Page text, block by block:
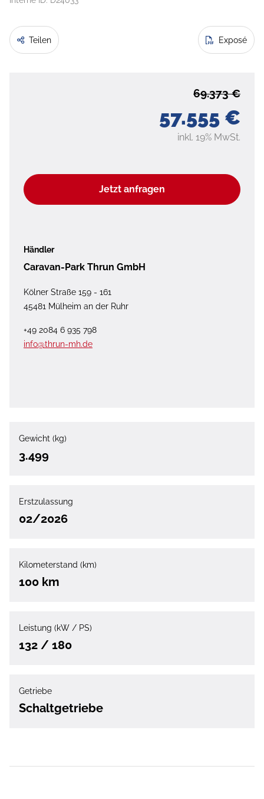
Teilen Exposé
57.555 €
69.373 €
inkl. 19% MwSt.
Jetzt anfragen
Händler
Caravan-Park Thrun GmbH
Kölner Straße 159 - 161
45481 Mülheim an der Ruhr
+49 2084 6 935 798
info@thrun-mh.de
Gewicht (kg)
3.499
Erstzulassung
02/2026
Kilometerstand (km)
100 km
Leistung (kW / PS)
132 / 180
Getriebe
Schaltgetriebe